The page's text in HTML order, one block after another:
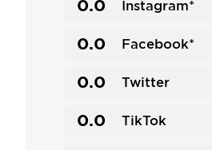
0.0 Instagram*
0.0 Facebook*
0.0 Twitter
0.0 TikTok